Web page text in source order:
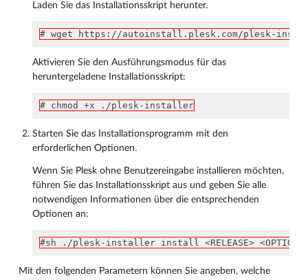
Laden Sie das Installationsskript herunter.
# wget https://autoinstall.plesk.com/plesk-
Aktivieren Sie den Ausführungsmodus für das
heruntergeladene Installationsskript:
# chmod +x ./plesk-installer
Starten Sie das Installationsprogramm mit den
erforderlichen Optionen.
Wenn Sie Plesk ohne Benutzereingabe installieren möchten,
führen Sie das Installationsskript aus und geben Sie alle
notwendigen Informationen über die entsprechenden
Optionen an:
#sh ./plesk-installer install <RELEASE>
Mit den folgenden Parametern können Sie angeben, welche